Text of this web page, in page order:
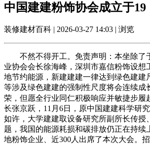
中国建建粉饰协会成立于19
装修建材百科 | 2026-03-27 14:03 | 浏览
不然不得开工。免责声明：本坐除了于
业协会会长徐海峰，深圳市嘉信粉饰设
地节约能源，新建建建一律达到绿色建
等涉及绿色建建的强制性尺度将会连续
荣，但愿全行业同仁积极响应并敏捷步履
长张京跃，11月6日，原中国建建科学研
如许，大学建建取设备研究所副所长传
题，我国的能源耗损和碳排放仍正在持
地粉饰企业、近300人出席了本次大会。